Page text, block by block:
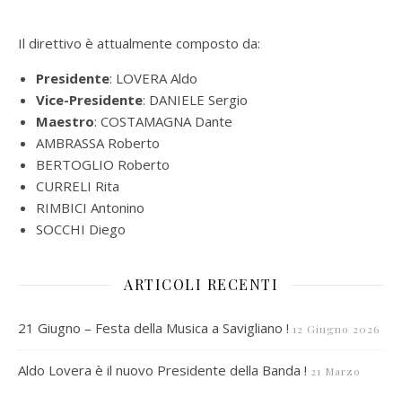
Il direttivo è attualmente composto da:
Presidente: LOVERA Aldo
Vice-Presidente: DANIELE Sergio
Maestro: COSTAMAGNA Dante
AMBRASSA Roberto
BERTOGLIO Roberto
CURRELI Rita
RIMBICI Antonino
SOCCHI Diego
ARTICOLI RECENTI
21 Giugno – Festa della Musica a Savigliano ! 12 Giugno 2026
Aldo Lovera è il nuovo Presidente della Banda ! 21 Marzo